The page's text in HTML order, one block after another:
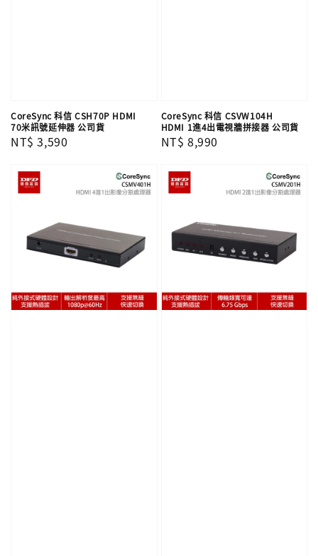
CoreSync 科信 CSH70P HDMI
70米訊號延伸器 公司貨
Regular
NT$ 3,590
CoreSync 科信 CSVW104H
HDMI 1進4出電視牆拼接器 公司貨
Regular
NT$ 8,990